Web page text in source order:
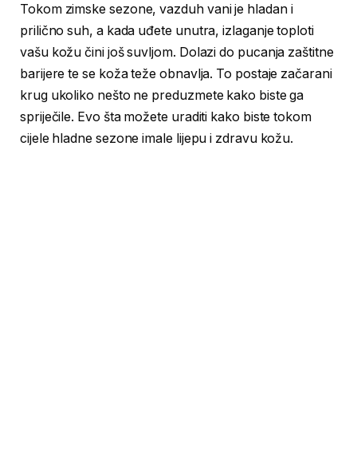
Tokom zimske sezone, vazduh vani je hladan i
prilično suh, a kada uđete unutra, izlaganje toploti
vašu kožu čini još suvljom. Dolazi do pucanja zaštitne
barijere te se koža teže obnavlja. To postaje začarani
krug ukoliko nešto ne preduzmete kako biste ga
spriječile. Evo šta možete uraditi kako biste tokom
cijele hladne sezone imale lijepu i zdravu kožu.